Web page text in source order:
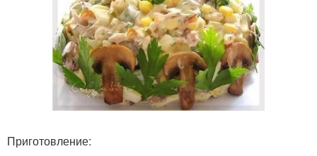
Приготовление: